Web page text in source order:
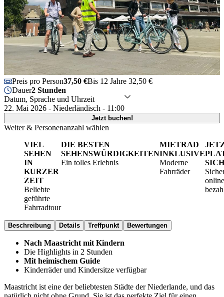
Preis pro Person37,50 €Bis 12 Jahre 32,50 €
Dauer2 Stunden
Datum, Sprache und Uhrzeit
22. Mai 2026 - Niederländisch - 11:00
Jetzt buchen!
Weiter & Personenanzahl wählen
VIEL
SEHEN
IN
KURZER
ZEIT
Beliebte
geführte
Fahrradtour
DIE BESTEN
SEHENSWÜRDIGKEITEN
Ein tolles Erlebnis
MIETRAD
INKLUSIVE
Moderne
Fahrräder
online
Beschreibung Details Treffpunkt Bewertungen
Nach Maastricht mit Kindern
Die Highlights in 2 Stunden
Mit heimischem Guide
Kinderräder und Kindersitze verfügbar
Maastricht ist eine der beliebtesten Städte der Niederlande, und das